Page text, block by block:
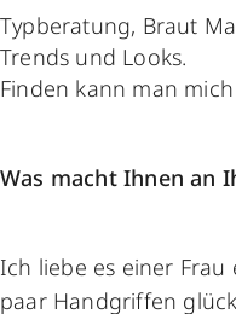
Typberatung, Braut
Trends und Looks.
Finden kann man
Was macht Ihnen an
Ich liebe es einer
paar Handgriffen